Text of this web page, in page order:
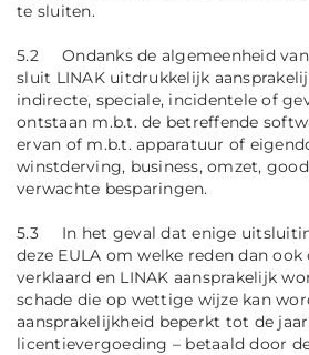
te sluiten.
5.2 Ondanks de algemeenheid
sluit LINAK uitdrukkelijk
indirecte, speciale, incidentele of
ontstaan m.b.t. de betreffende
ervan of m.b.t. apparatuur of
winstderving, business, omzet,
verwachte besparingen.
5.3 In het geval dat enige
deze EULA om welke reden dan
verklaard en LINAK aansprakelijk
schade die op wettige wijze kan
aansprakelijkheid beperkt tot de
licentievergoeding – betaald door